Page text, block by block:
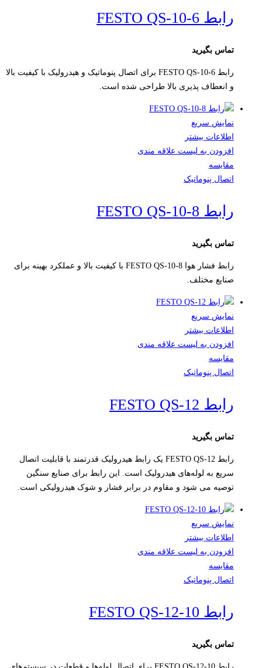
رابط FESTO QS-10-6
تماس بگیرید
رابط FESTO QS-10-6 برای اتصال پنوماتیک و هیدرولیک با کیفیت بالا
و انعطاف پذیری بالا طراحی شده است.
نمایش سریع
اطلاعات بیشتر
افزودن به لیست علاقه مندی
مقایسه
اتصال پنوماتیک
رابط FESTO QS-10-8
تماس بگیرید
رابط فشار هوا FESTO QS-10-8 با کیفیت بالا و عملکرد بهینه برای
صنایع مختلف.
نمایش سریع
اطلاعات بیشتر
افزودن به لیست علاقه مندی
مقایسه
اتصال پنوماتیک
رابط FESTO QS-12
تماس بگیرید
رابط FESTO QS-12 یک رابط هیدرولیک قدرتمند با قابلیت اتصال
سریع به لوله‌های هیدرولیک است. این رابط برای صنایع سنگین
توصیه می شود و مقاوم در برابر فشار و شوک هیدرولیکی است.
نمایش سریع
اطلاعات بیشتر
افزودن به لیست علاقه مندی
مقایسه
اتصال پنوماتیک
رابط FESTO QS-12-10
تماس بگیرید